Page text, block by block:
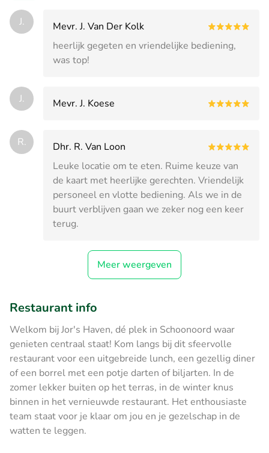
J.
Mevr. J. Van Der Kolk
heerlijk gegeten en vriendelijke bediening,
was top!
J. Mevr. J. Koese
R.
Dhr. R. Van Loon
Leuke locatie om te eten. Ruime keuze van
de kaart met heerlijke gerechten. Vriendelijk
personeel en vlotte bediening. Als we in de
buurt verblijven gaan we zeker nog een keer
terug.
Meer weergeven
Restaurant info
Welkom bij Jor's Haven, dé plek in Schoonoord waar
genieten centraal staat! Kom langs bij dit sfeervolle
restaurant voor een uitgebreide lunch, een gezellig diner
of een borrel met een potje darten of biljarten. In de
zomer lekker buiten op het terras, in de winter knus
binnen in het vernieuwde restaurant. Het enthousiaste
team staat voor je klaar om jou en je gezelschap in de
watten te leggen.